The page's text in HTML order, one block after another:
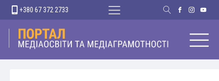
+380 67 372 2733